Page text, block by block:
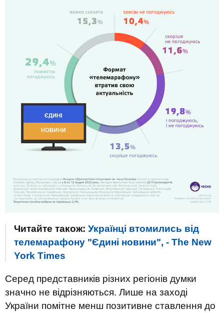
Читайте також: Українці втомились від
телемарафону "Єдині новини", - The New
York Times
Серед представників різних регіонів думки
значно не відрізняються. Лише на заході
України помітне менш позитивне ставлення до